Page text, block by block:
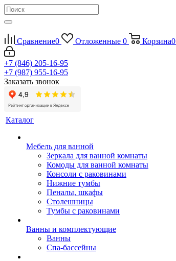
Сравнение0 Отложенные 0 Корзина0
+7 (846) 205-16-95
+7 (987) 955-16-95
Заказать звонок
Каталог
Мебель для ванной
Зеркала для ванной комнаты
Комоды для ванной комнаты
Консоли с раковинами
Нижние тумбы
Пеналы, шкафы
Столешницы
Тумбы с раковинами
Ванны и комплектующие
Ванны
Спа-бассейны